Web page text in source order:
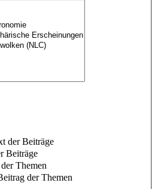
der Beiträge
Beiträge
Themen
der Themen